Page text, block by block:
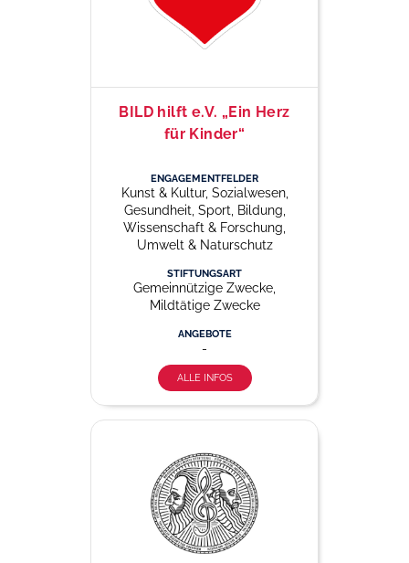
BILD hilft e.V. „Ein Herz
für Kinder“
ENGAGEMENTFELDER
Kunst & Kultur, Sozialwesen,
Gesundheit, Sport, Bildung,
Wissenschaft & Forschung,
Umwelt & Naturschutz
STIFTUNGSART
Gemeinnützige Zwecke,
Mildtätige Zwecke
ANGEBOTE
-
ALLE INFOS